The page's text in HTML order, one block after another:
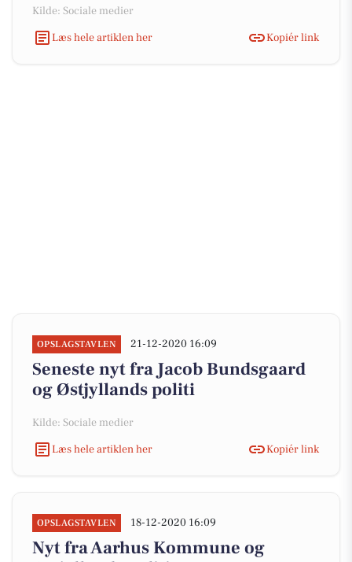
Kilde: Sociale medier
Læs hele artiklen her
Kopiér link
OPSLAGSTAVLEN 21-12-2020 16:09
Seneste nyt fra Jacob Bundsgaard
og Østjyllands politi
Kilde: Sociale medier
Læs hele artiklen her
Kopiér link
OPSLAGSTAVLEN 18-12-2020 16:09
Nyt fra Aarhus Kommune og